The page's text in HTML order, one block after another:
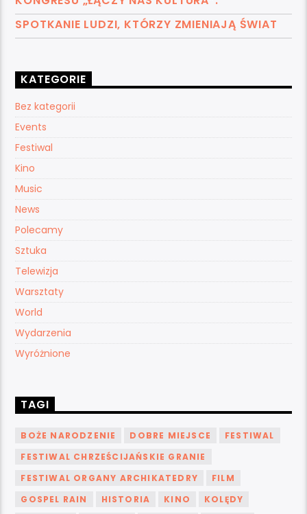
SPOTKANIE LUDZI, KTÓRZY ZMIENIAJĄ ŚWIAT
KATEGORIE
Bez kategorii
Events
Festiwal
Kino
Music
News
Polecamy
Sztuka
Telewizja
Warsztaty
World
Wydarzenia
Wyróżnione
TAGI
BOŻE NARODZENIE DOBRE MIEJSCE
FESTIWAL
FESTIWAL CHRZEŚCIJAŃSKIE GRANIE
FESTIWAL ORGANY ARCHIKATEDRY
FILM
GOSPEL RAIN
HISTORIA KINO
KOLĘDY